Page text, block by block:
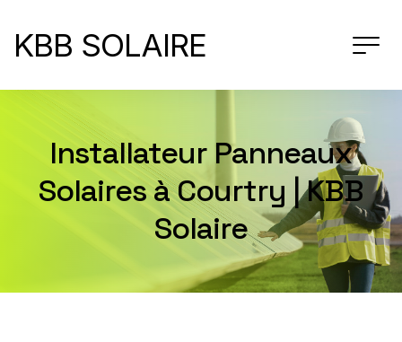
KBB SOLAIRE
Installateur Panneaux
Solaires à Courtry | KBB
Solaire